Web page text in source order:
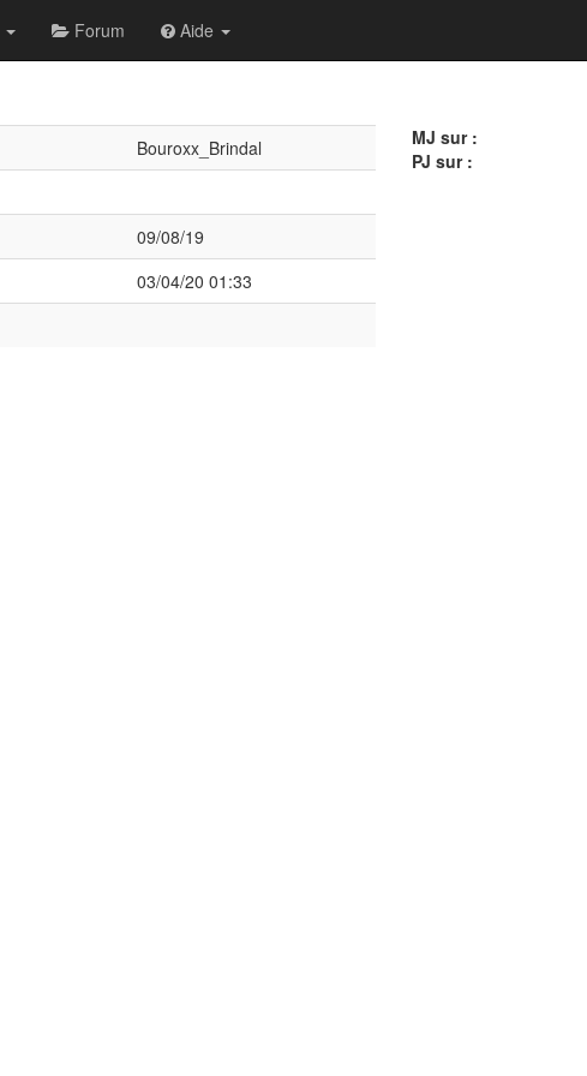
Forum Aide
Bouroxx_Brindal
09/08/19
03/04/20 01:33
MJ sur :
PJ sur :